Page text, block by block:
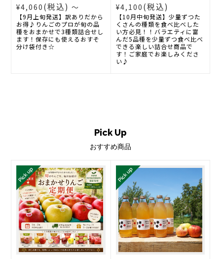
¥4,060 (税込) ～
【9月上旬発送】訳ありだから
お得♪りんごのプロが旬の品
種をおまかせで3種類詰合せし
ます！保存にも使えるおすそ
分け袋付き☆
¥4,100 (税込)
【10月中旬発送】少量ずつた
くさんの種類を食べ比べした
い方必見！！バラエティに富
んだ5品種を少量ずつ食べ比べ
できる楽しい詰合せ商品で
す！ご家庭でお楽しみくださ
い♪
おすすめ商品